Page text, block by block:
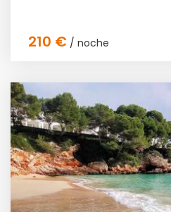
210 € / noche